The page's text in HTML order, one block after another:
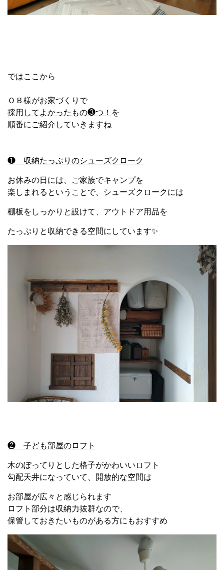
ではここから
ＯＢ様がお家づくりで
採用してよかったもの❸つ！ を
順番にご紹介していきますね
❶ 収納たっぷりのシューズクローク
お休みの日には、ご家族でキャンプを
楽しまれるということで、シューズクロークには
棚板をしっかりと設けて、アウトドア用品を
たっぷりと収納できる空間にしています✨
❷ 子ども部屋のロフト
木のぽってりとした格子がかわいいロフト
勾配天井になっていて、開放的な空間は
お部屋が広々と感じられます
ロフト部分は収納力抜群なので、
保管しておきたいものがある方にもおすすめ